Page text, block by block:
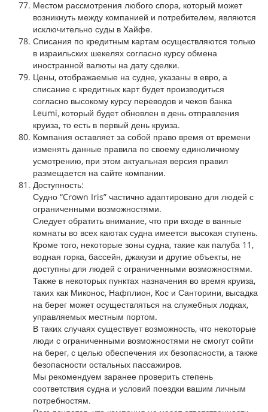
Местом рассмотрения любого спора, который может
возникнуть между компанией и потребителем, являются
исключительно суды в Хайфе.
Списания по кредитным картам осуществляются только
в израильских шекелях согласно курсу обмена
иностранной валюты на дату сделки.
Цены, отображаемые на судне, указаны в евро, а
списание с кредитных карт будет производиться
согласно высокому курсу переводов и чеков банка
Leumi, который будет обновлен в день отправления
круиза, то есть в первый день круиза.
Компания оставляет за собой право время от времени
изменять данные правила по своему единоличному
усмотрению, при этом актуальная версия правил
размещается на сайте компании.
Доступность:
Судно “Crown Iris” частично адаптировано для людей с
ограниченными возможностями.
Следует обратить внимание, что при входе в ванные
комнаты во всех каютах судна имеется высокая ступень.
Кроме того, некоторые зоны судна, такие как палуба 11,
водная горка, бассейн, джакузи и другие объекты, не
доступны для людей с ограниченными возможностями.
Также в некоторых пунктах назначения во время круиза,
таких как Миконос, Нафплион, Кос и Санторини, высадка
на берег может осуществляться на служебных лодках,
управляемых местным портом.
В таких случаях существует возможность, что некоторые
люди с ограниченными возможностями не смогут сойти
на берег, с целью обеспечения их безопасности, а также
безопасности остальных пассажиров.
Мы рекомендуем заранее проверить степень
соответствия судна и условий поездки вашим личным
потребностям.